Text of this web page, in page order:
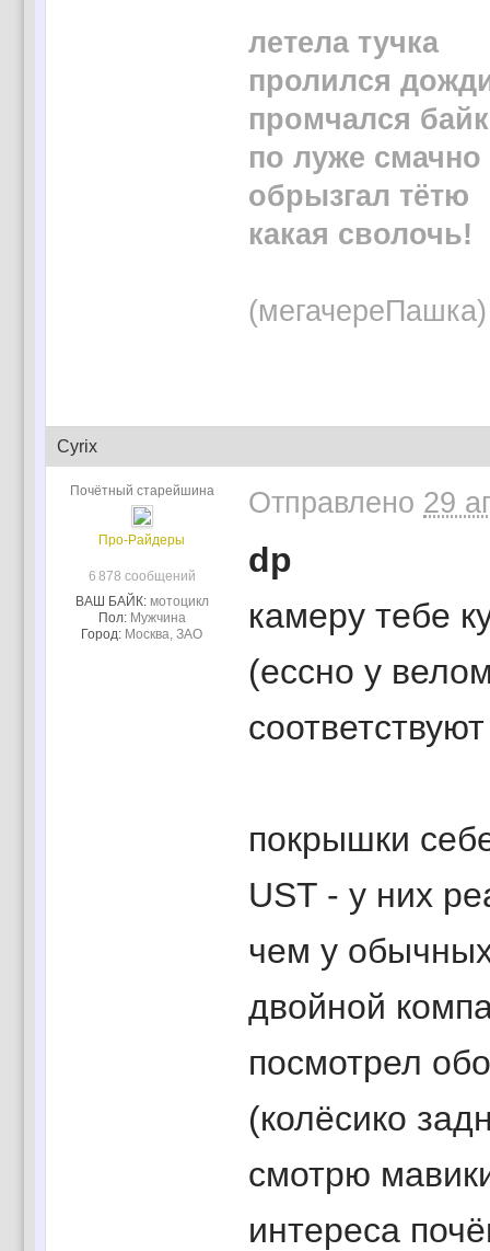
летела тучка
пролился
промчался
по луже смачно
обрызгал тётю
какая сволочь!
(мегачереПашка)
Cyrix
Почётный старейшина
Про-Райдеры
6 878 сообщений
ВАШ БАЙК: мотоцикл
Пол: Мужчина
Город: Москва, ЗАО
Отправлено 29
dp
камеру тебе
(ессно у
покрышки
UST - у них
чем у
двойной
посмотрел
(колёсико
смотрю
интереса